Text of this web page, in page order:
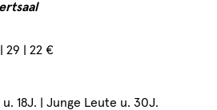
29 | 22 €
18J. | Junge Leute u. 30J.